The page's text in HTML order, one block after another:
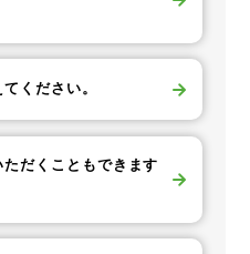
ください。
だくこともできます